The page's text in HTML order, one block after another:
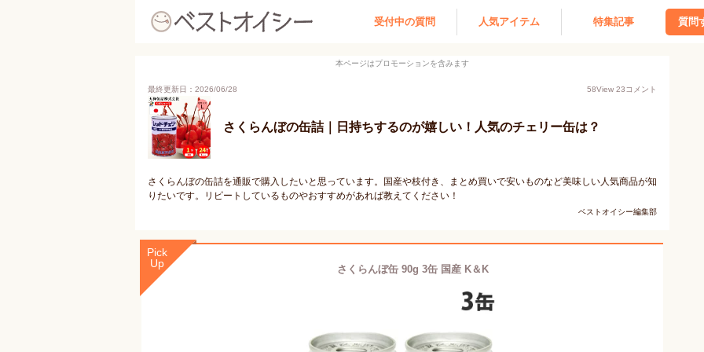
受付中の質問 人気アイテム 特集記事 質問
本ページはプロモーションを含みます
最終更新日：2026/06/28 58View 23コメント
さくらんぼの缶詰｜日持ちするのが嬉しい！人気のチェリー缶は？
さくらんぼの缶詰を通販で購入したいと思っています。国産や枝付き、まとめ買いで安いものなど美味しい人気商品が知
りたいです。リピートしているものやおすすめがあれば教えてください！
ベストオイシー編集部
Pick
Up
さくらんぼ缶 90g 3缶 国産 K＆K